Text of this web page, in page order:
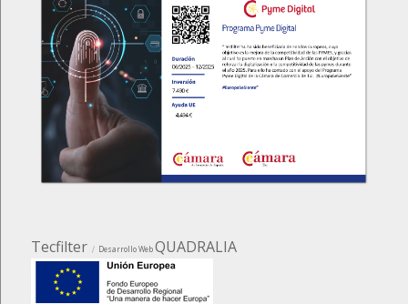
Tecfilter Desarrollo WebQUADRALIA